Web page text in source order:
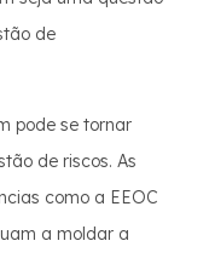
de
pode se tornar
de riscos. As
como a EEOC
a moldar a